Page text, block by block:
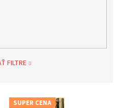
FILTRE
SUPER CENA